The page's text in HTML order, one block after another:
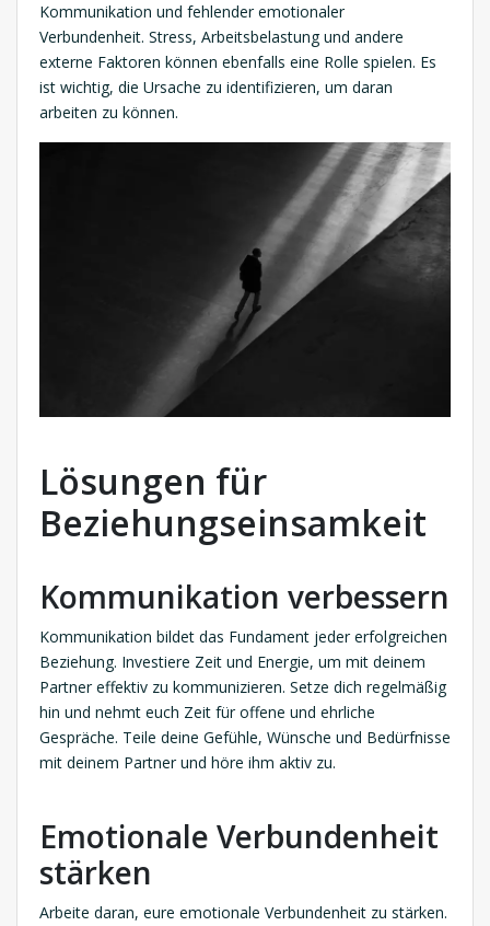
Kommunikation und fehlender emotionaler
Verbundenheit. Stress, Arbeitsbelastung und andere
externe Faktoren können ebenfalls eine Rolle spielen. Es
ist wichtig, die Ursache zu identifizieren, um daran
arbeiten zu können.
Lösungen für
Beziehungseinsamkeit
Kommunikation verbessern
Kommunikation bildet das Fundament jeder erfolgreichen
Beziehung. Investiere Zeit und Energie, um mit deinem
Partner effektiv zu kommunizieren. Setze dich regelmäßig
hin und nehmt euch Zeit für offene und ehrliche
Gespräche. Teile deine Gefühle, Wünsche und Bedürfnisse
mit deinem Partner und höre ihm aktiv zu.
Emotionale Verbundenheit
stärken
Arbeite daran, eure emotionale Verbundenheit zu stärken.